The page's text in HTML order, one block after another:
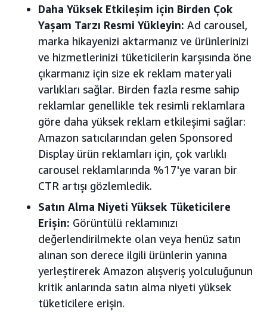
Daha Yüksek Etkileşim için Birden Çok
Yaşam Tarzı Resmi Yükleyin: Ad carousel,
marka hikayenizi aktarmanız ve ürünlerinizi
ve hizmetlerinizi tüketicilerin karşısında öne
çıkarmanız için size ek reklam materyali
varlıkları sağlar. Birden fazla resme sahip
reklamlar genellikle tek resimli reklamlara
göre daha yüksek reklam etkileşimi sağlar:
Amazon satıcılarından gelen Sponsored
Display ürün reklamları için, çok varlıklı
carousel reklamlarında %17'ye varan bir
CTR artışı gözlemledik.
Satın Alma Niyeti Yüksek Tüketicilere
Erişin: Görüntülü reklamınızı
değerlendirilmekte olan veya henüz satın
alınan son derece ilgili ürünlerin yanına
yerleştirerek Amazon alışveriş yolculuğunun
kritik anlarında satın alma niyeti yüksek
tüketicilere erişin.